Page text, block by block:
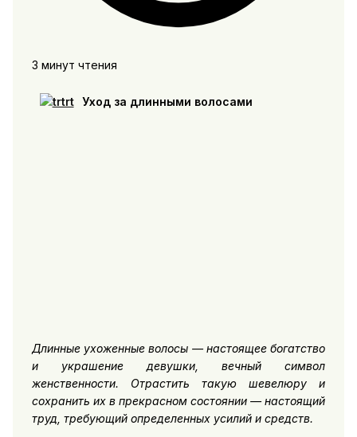
3 минут чтения
Уход за длинными волосами
Длинныеухоженные волосы — настоящее богатство
и украшение девушки, вечный символ
женственности. Отрастить такую шевелюру и
сохранить их в прекрасном состоянии — настоящий
труд, требующий определенных усилий и средств.